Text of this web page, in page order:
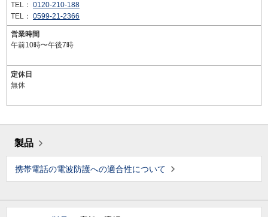
TEL： 0120-210-188
TEL： 0599-21-2366
営業時間
午前10時〜午後7時
定休日
無休
製品
携帯電話の電波防護への適合性について